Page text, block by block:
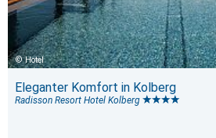
Hotel
Eleganter Komfort in Kolberg
Radisson Resort Hotel Kolberg